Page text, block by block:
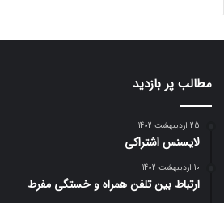
مطالب پر بازدید
25 اردیبهشت 1402
لایسنس اشتراکی
10 اردیبهشت 1402
ارتباط بین تلفن همراه و خستگی مفرط